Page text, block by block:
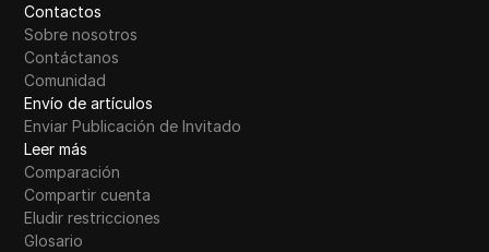
Contactos
Sobre nosotros
Contáctanos
Comunidad
Envío de artículos
Enviar Publicación de Invitado
Leer más
Comparación
Compartir cuenta
Eludir restricciones
Glosario